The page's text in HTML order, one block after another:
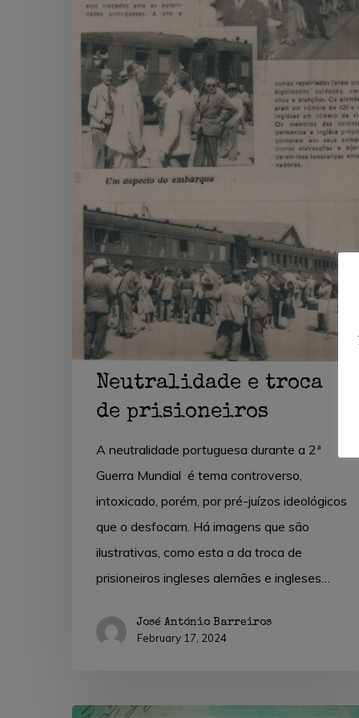
Neutralidade e troca
de prisioneiros
A neutralidade portuguesa durante a 2ª
Guerra Mundial é tema controverso,
intoxicado, porém, por pré-juízos ideológicos
que o desfocam. Há imagens que são
ilustrativas, como esta a da troca de
prisioneiros ingleses alemães e ingleses…
José António Barreiros
February 17, 2024